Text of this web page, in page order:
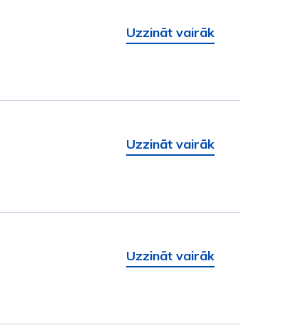
Uzzināt vairāk
Uzzināt vairāk
Uzzināt vairāk